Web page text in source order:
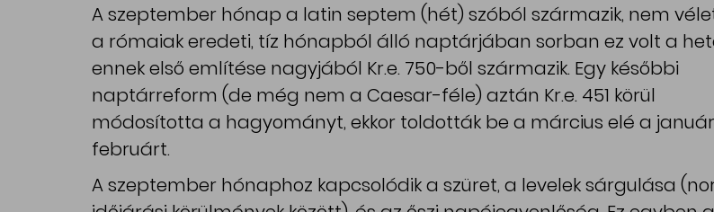
A szeptember hónap a latin septem (hét) szóból származik, nem
a rómaiak eredeti, tíz hónapból álló naptárjában sorban ez volt a
ennek első említése nagyjából Kr.e. 750-ből származik. Egy későbbi
naptárreform (de még nem a Caesar-féle) aztán Kr.e. 451 körül
módosította a hagyományt, ekkor toldották be a március elé a
februárt.
A szeptember hónaphoz kapcsolódik a szüret, a levelek sárgulása